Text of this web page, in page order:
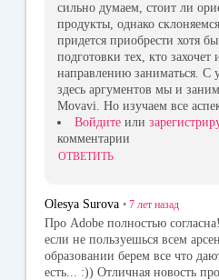
сильно думаем, стоит ли
продукты, однако
придется приобрести хотя
подготовки тех, кто
направлению заниматься. С
здесь аргументов мы и
Movavi. Но изучаем все
Войдите или
комментарии
ОТВЕТИТЬ
Olesya Surova • 7 лет назад
Про Adobe полностью
если не пользуешься всем
образовании берем все что
есть... :)) Отличная новость